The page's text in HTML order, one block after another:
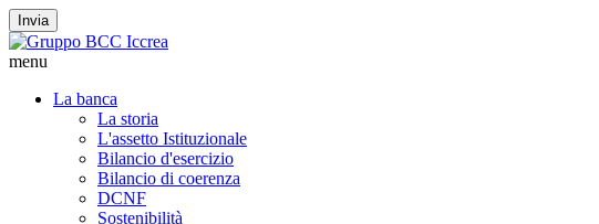
Invia
menu
La banca
La storia
L'assetto Istituzionale
Bilancio d'esercizio
Bilancio di coerenza
DCNF
Sostenibilità